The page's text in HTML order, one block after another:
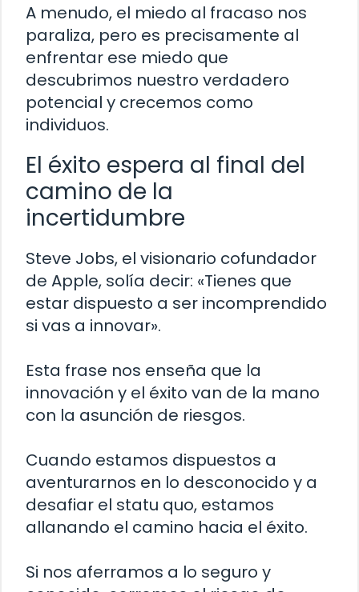
A menudo, el miedo al fracaso nos
paraliza, pero es precisamente al
enfrentar ese miedo que
descubrimos nuestro verdadero
potencial y crecemos como
individuos.
El éxito espera al final del
camino de la
incertidumbre
Steve Jobs, el visionario cofundador
de Apple, solía decir: «Tienes que
estar dispuesto a ser incomprendido
si vas a innovar».
Esta frase nos enseña que la
innovación y el éxito van de la mano
con la asunción de riesgos.
Cuando estamos dispuestos a
aventurarnos en lo desconocido y a
desafiar el statu quo, estamos
allanando el camino hacia el éxito.
Si nos aferramos a lo seguro y